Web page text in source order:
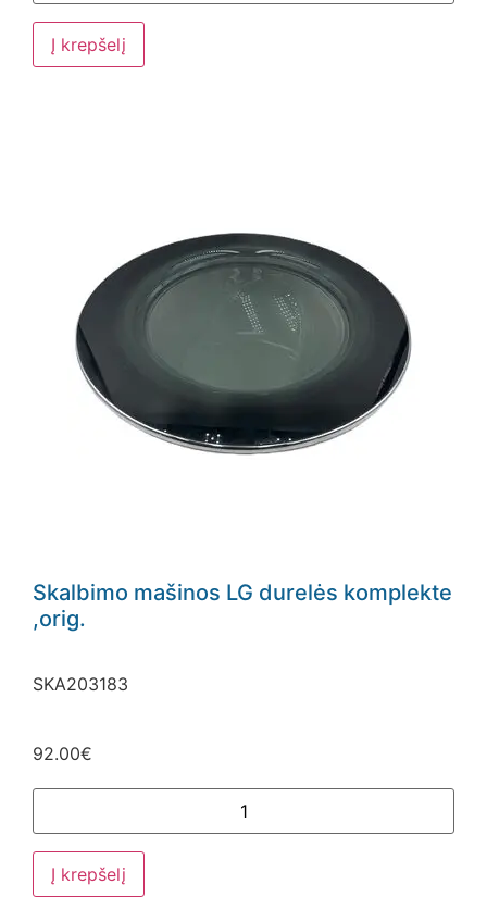
Į krepšelį
Skalbimo mašinos LG durelės komplekte
,orig.
SKA203183
92.00€
Į krepšelį